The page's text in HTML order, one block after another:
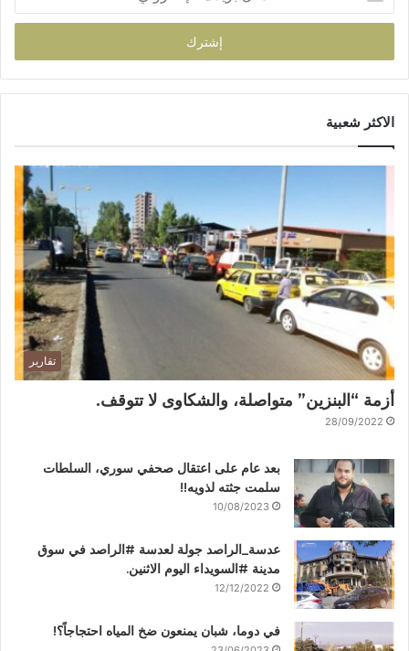
الاكثر شعبية
تقارير
أزمة “البنزين” متواصلة، والشكاوى لا تتوقف.
28/09/2022
بعد عام على اعتقال صحفي سوري، السلطات
سلمت جثته لذويه!!
10/08/2023
عدسة_الراصد جولة لعدسة #الراصد في سوق
مدينة #السويداء اليوم الاثنين.
12/12/2022
في دوما، شبان يمنعون ضخ المياه احتجاجاً؟!